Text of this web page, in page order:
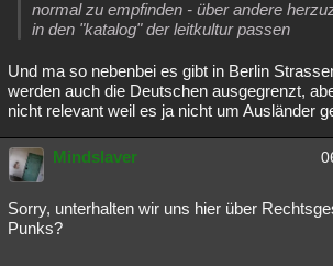
normal zu empfinden - über andere
in den "katalog" der leitkultur passen
Und ma so nebenbei es gibt in Berlin
werden auch die Deutschen ausgegrenzt,
nicht relevant weil es ja nicht um Ausländer
Mindslaver
Sorry, unterhalten wir uns hier über
Punks?